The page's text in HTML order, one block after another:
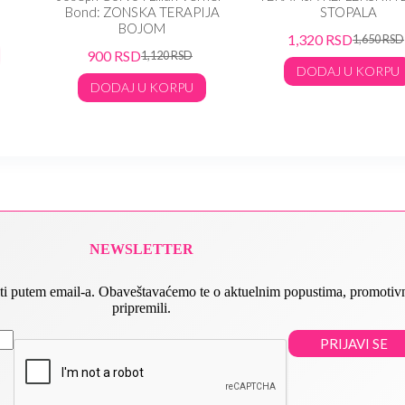
Bond: ZONSKA TERAPIJA
BOJOM
1,120RSD
900RSD
DODAJ U KORPU
STOPALA
1,650RSD
1,320RSD
DODAJ U KORPU
NEWSLETTER
email-a. Obaveštavaćemo te o aktuelnim popustima,
pripremili.
PRIJAVI SE